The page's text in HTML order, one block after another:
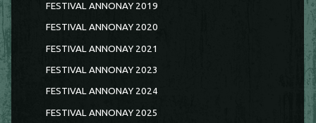
FESTIVAL ANNONAY 2019
FESTIVAL ANNONAY 2020
FESTIVAL ANNONAY 2021
FESTIVAL ANNONAY 2023
FESTIVAL ANNONAY 2024
FESTIVAL ANNONAY 2025